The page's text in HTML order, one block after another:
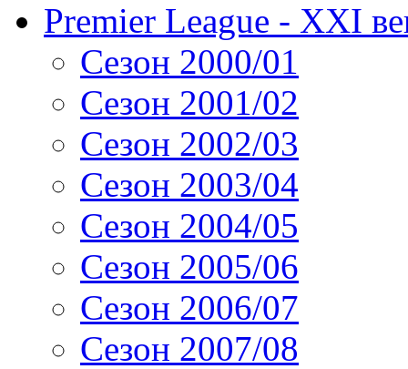
Premier League - XXI
Сезон 2000/01
Сезон 2001/02
Сезон 2002/03
Сезон 2003/04
Сезон 2004/05
Сезон 2005/06
Сезон 2006/07
Сезон 2007/08